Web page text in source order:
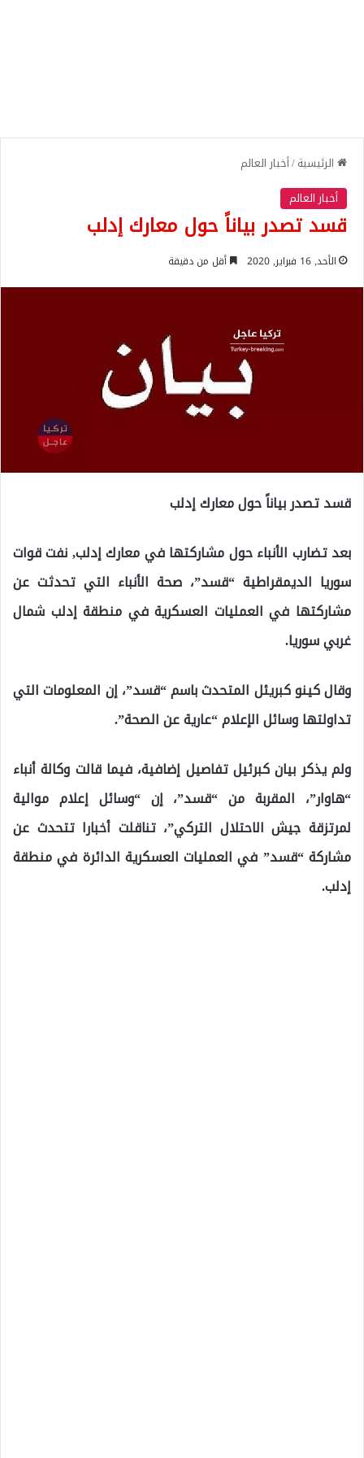
الرئيسية/أخبار العالم
أخبار العالم
قسد تصدر بياناً حول معارك إدلب
الأحد, 16 فبراير, 2020 أقل من دقيقة
قسد تصدر بياناً حول معارك إدلب
بعد تضارب الأنباء حول مشاركتها في معارك إدلب, نفت قوات
سوريا الديمقراطية “قسد”، صحة الأنباء التي تحدثت عن
مشاركتها في العمليات العسكرية في منطقة إدلب شمال
غربي سوريا.
وقال كينو كبريئل المتحدث باسم “قسد”، إن المعلومات التي
تداولتها وسائل الإعلام “عارية عن الصحة”.
ولم يذكر بيان كبرئيل تفاصيل إضافية، فيما قالت وكالة أنباء
“هاوار”، المقربة من “قسد”، إن “وسائل إعلام موالية
لمرتزقة جيش الاحتلال التركي”، تناقلت أخبارا تتحدث عن
مشاركة “قسد” في العمليات العسكرية الدائرة في منطقة
إدلب.